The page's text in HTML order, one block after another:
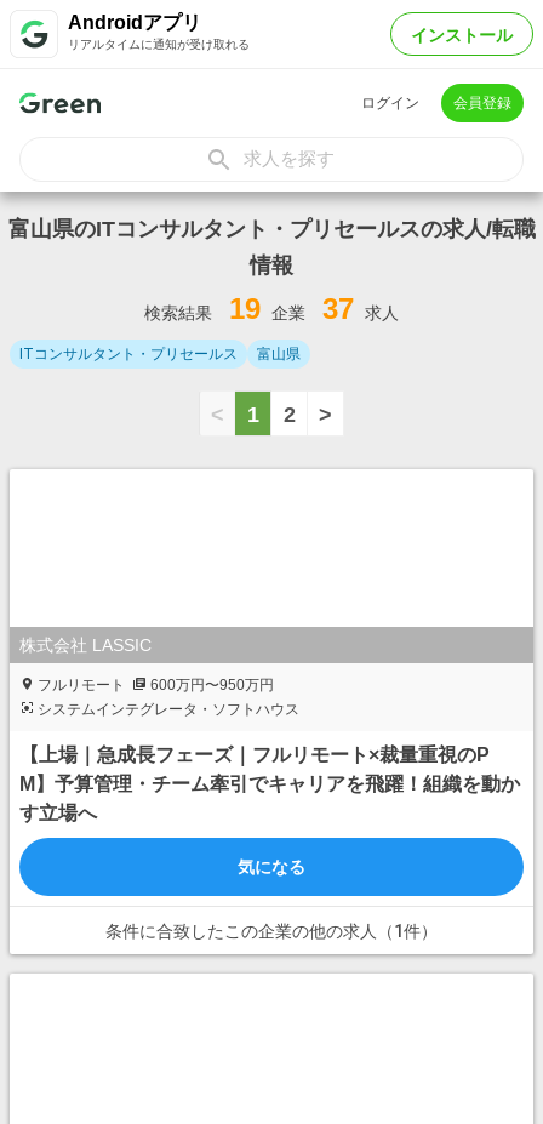
Androidアプリ
リアルタイムに通知が受け取れる インストール
ログイン 会員登録
求人を探す
富山県のITコンサルタント・プリセールスの求人/転職
情報
検索結果 19 企業 37 求人
ITコンサルタント・プリセールス 富山県
< 1 2 >
株式会社 LASSIC
フルリモート
600万円〜950万円
システムインテグレータ・ソフトハウス
【上場｜急成長フェーズ｜フルリモート×裁量重視のP
M】予算管理・チーム牽引でキャリアを飛躍！組織を動か
す立場へ
気になる
条件に合致したこの企業の他の求人（1件）